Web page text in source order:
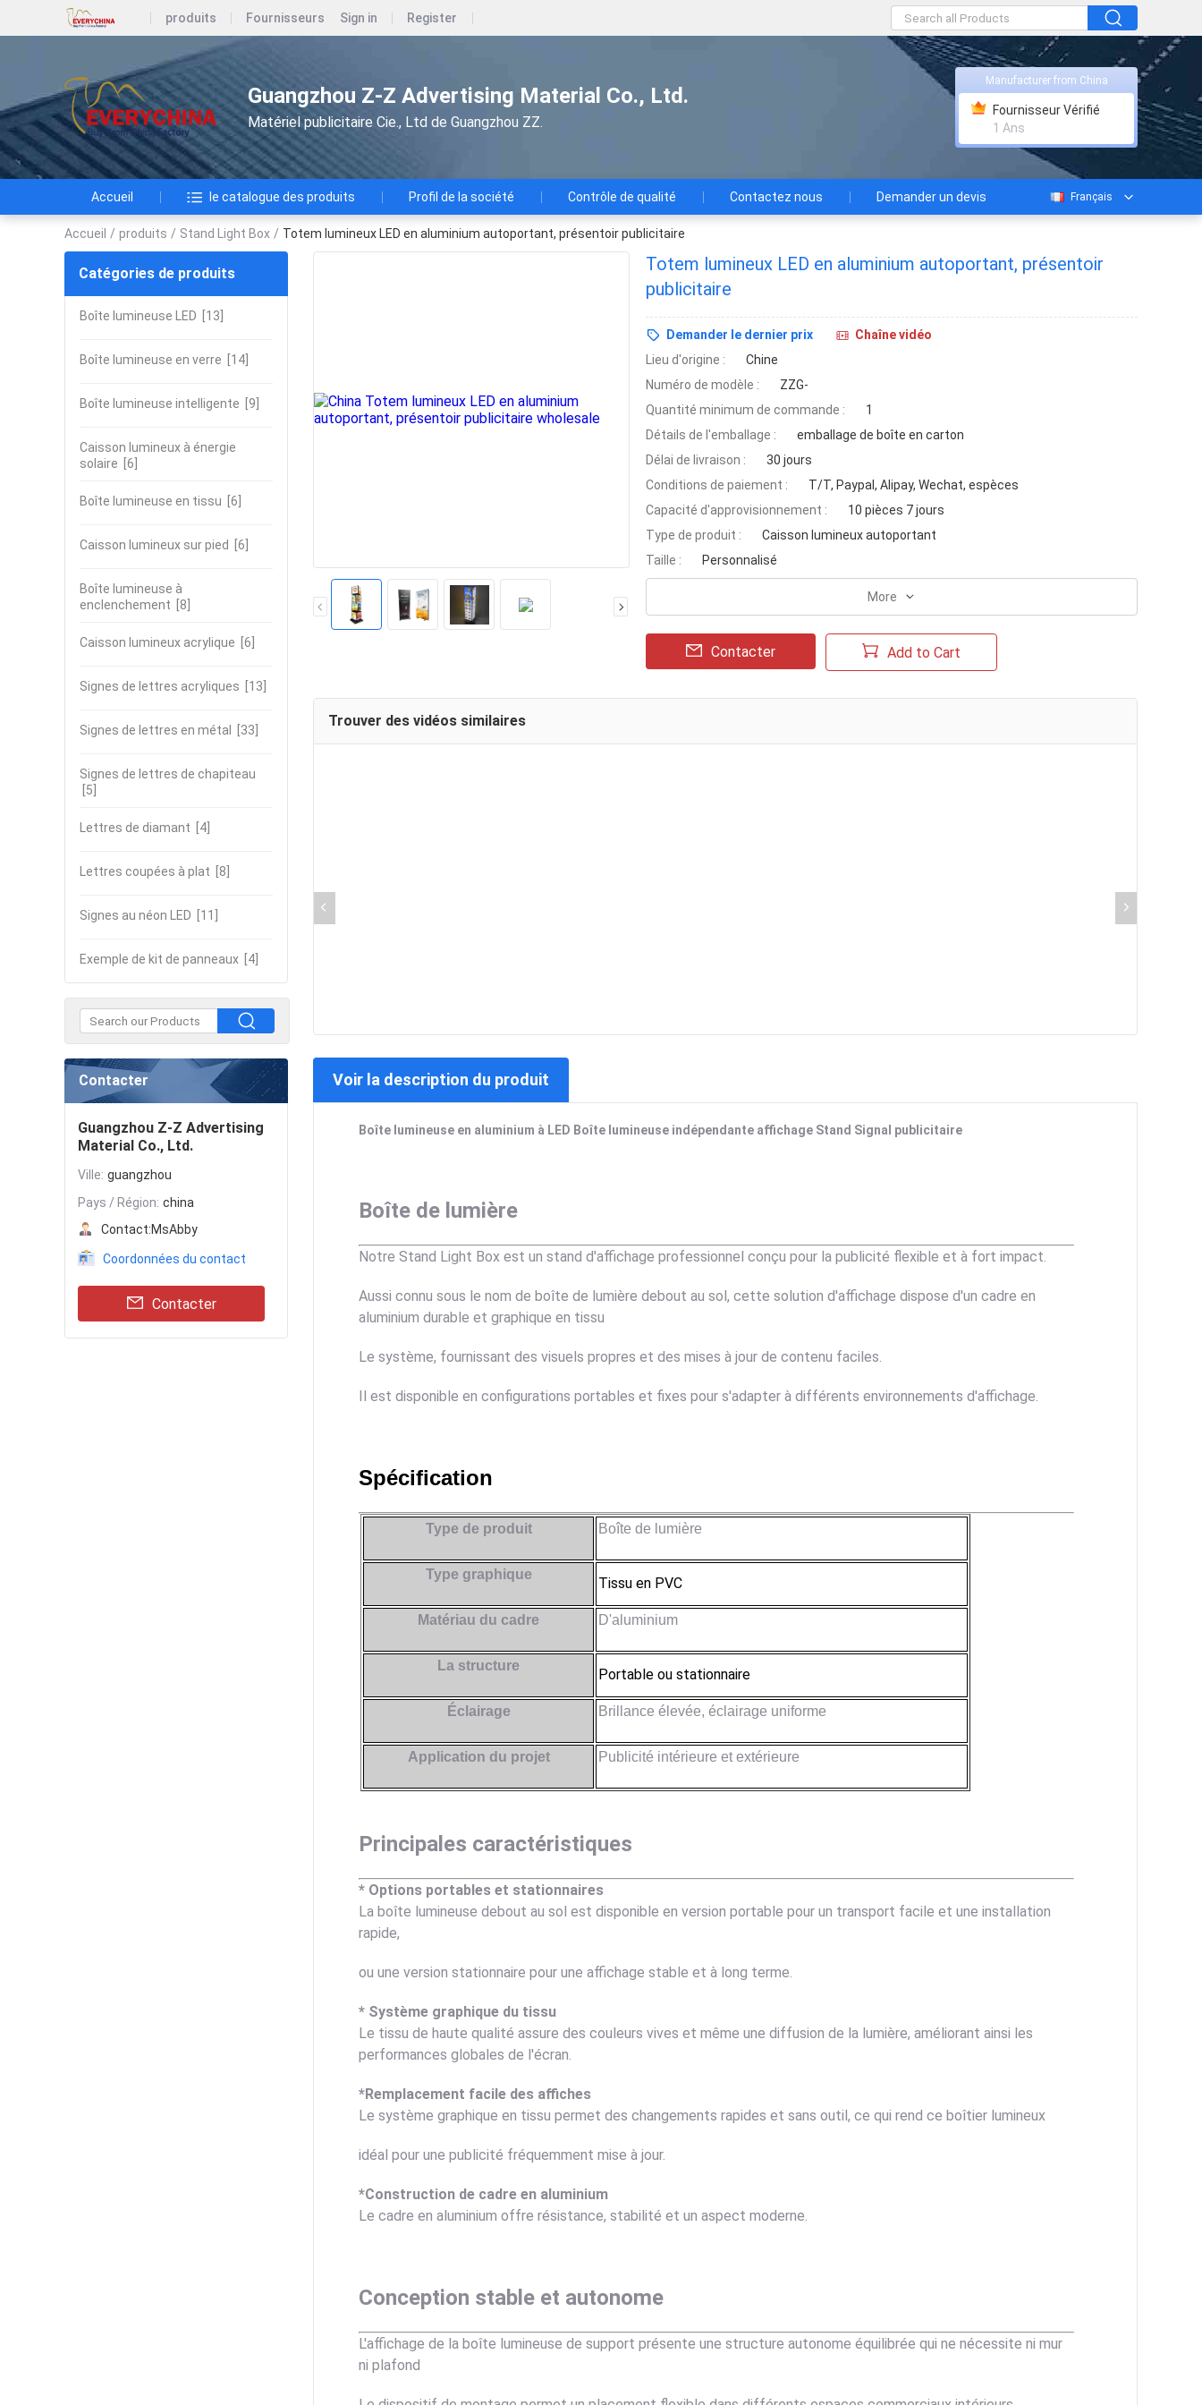
produits Fournisseurs Sign in Register
Guangzhou Z-Z Advertising Material Co., Ltd.
Matériel publicitaire Cie., Ltd de Guangzhou ZZ.
Manufacturer from China
Fournisseur Vérifié
1 Ans
Accueil le catalogue des produits Profil de la société Contrôle de qualité Contactez nous Demander un devis Français
Accueil / produits / Stand Light Box / Totem lumineux LED en aluminium autoportant, présentoir publicitaire
Catégories de produits
Boîte lumineuse LED [13]
Boîte lumineuse en verre [14]
Boîte lumineuse intelligente [9]
Caisson lumineux à énergie
solaire [6]
Boîte lumineuse en tissu [6]
Caisson lumineux sur pied [6]
Boîte lumineuse à
enclenchement [8]
Caisson lumineux acrylique [6]
Signes de lettres acryliques [13]
Signes de lettres en métal [33]
Signes de lettres de chapiteau
[5]
Lettres de diamant [4]
Lettres coupées à plat [8]
Signes au néon LED [11]
Exemple de kit de panneaux [4]
Contacter
Guangzhou Z-Z Advertising
Material Co., Ltd.
Ville: guangzhou
Pays / Région: china
Contact:MsAbby
Coordonnées du contact
Contacter
Totem lumineux LED en aluminium autoportant, présentoir
publicitaire
Demander le dernier prix
Chaîne vidéo
Lieu d'origine :
Chine
Numéro de modèle :
ZZG-
Quantité minimum de commande :
1
Détails de l'emballage :
emballage de boîte en carton
Délai de livraison :
30 jours
Conditions de paiement :
T/T, Paypal, Alipay, Wechat, espèces
Capacité d'approvisionnement :
10 pièces 7 jours
Type de produit :
Caisson lumineux autoportant
Taille :
Personnalisé
More
Contacter Add to Cart
Trouver des vidéos similaires
Voir la description du produit
Boîte lumineuse en aluminium à LED Boîte lumineuse indépendante affichage Stand Signal publicitaire
Boîte de lumière
Notre Stand Light Box est un stand d'affichage professionnel conçu pour la publicité flexible et à fort impact.
Aussi connu sous le nom de boîte de lumière debout au sol, cette solution d'affichage dispose d'un cadre en
aluminium durable et graphique en tissu
Le système, fournissant des visuels propres et des mises à jour de contenu faciles.
Il est disponible en configurations portables et fixes pour s'adapter à différents environnements d'affichage.
Spécification
Type de produit Boîte de lumière
Type graphique
Tissu en PVC
Matériau du cadre D'aluminium
La structure
Portable ou stationnaire
Éclairage Brillance élevée, éclairage uniforme
Application du projet Publicité intérieure et extérieure
Principales caractéristiques
* Options portables et stationnaires
La boîte lumineuse debout au sol est disponible en version portable pour un transport facile et une installation
rapide,
ou une version stationnaire pour une affichage stable et à long terme.
* Système graphique du tissu
Le tissu de haute qualité assure des couleurs vives et même une diffusion de la lumière, améliorant ainsi les
performances globales de l'écran.
*Remplacement facile des affiches
Le système graphique en tissu permet des changements rapides et sans outil, ce qui rend ce boîtier lumineux
idéal pour une publicité fréquemment mise à jour.
*Construction de cadre en aluminium
Le cadre en aluminium offre résistance, stabilité et un aspect moderne.
Conception stable et autonome
L'affichage de la boîte lumineuse de support présente une structure autonome équilibrée qui ne nécessite ni mur
ni plafond